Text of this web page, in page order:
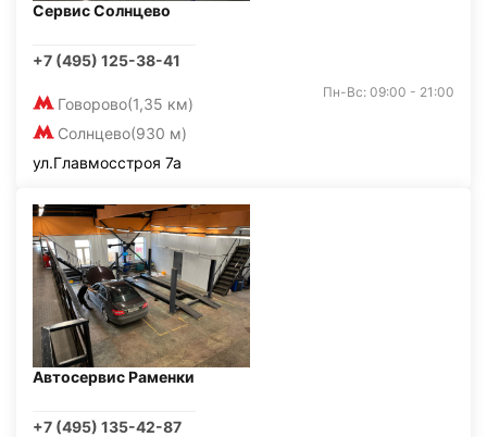
Сервис Солнцево
+7 (495) 125-38-41
Говорово(1,35 км)
Солнцево(930 м)
Пн-Вс: 09:00 - 21:00
ул.Главмосстроя 7а
Автосервис Раменки
+7 (495) 135-42-87